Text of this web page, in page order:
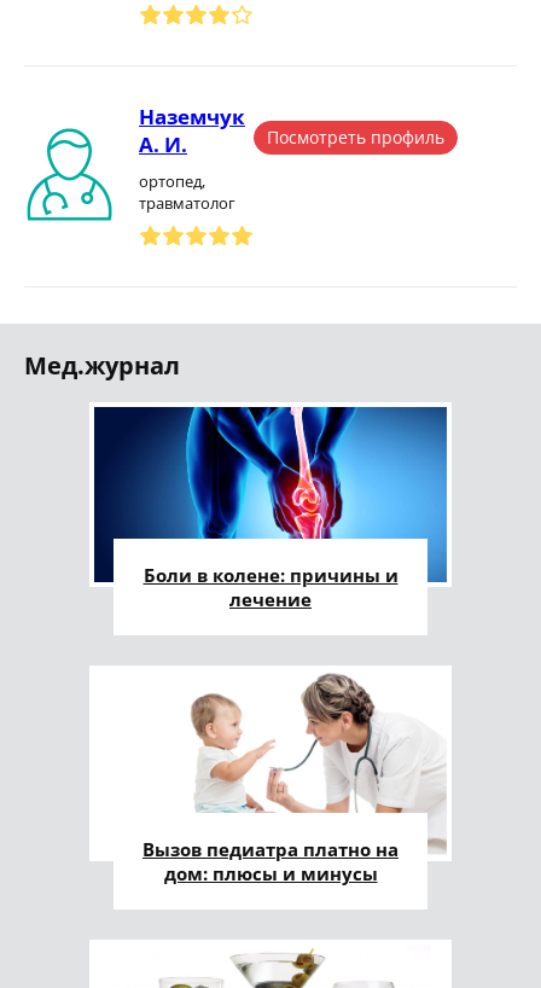
Наземчук
А. И.
ортопед,
травматолог
Посмотреть профиль
Мед.журнал
Боли в колене: причины и
лечение
Вызов педиатра платно на
дом: плюсы и минусы